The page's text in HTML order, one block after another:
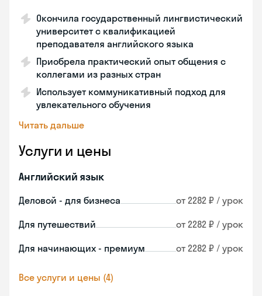
Окончила государственный лингвистический
университет с квалификацией
преподавателя английского языка
Приобрела практический опыт общения с
коллегами из разных стран
Использует коммуникативный подход для
увлекательного обучения
Читать дальше
Услуги и цены
Английский язык
Деловой - для бизнеса от 2282 ₽ / урок
Для путешествий от 2282 ₽ / урок
Для начинающих - премиум от 2282 ₽ / урок
Все услуги и цены (4)